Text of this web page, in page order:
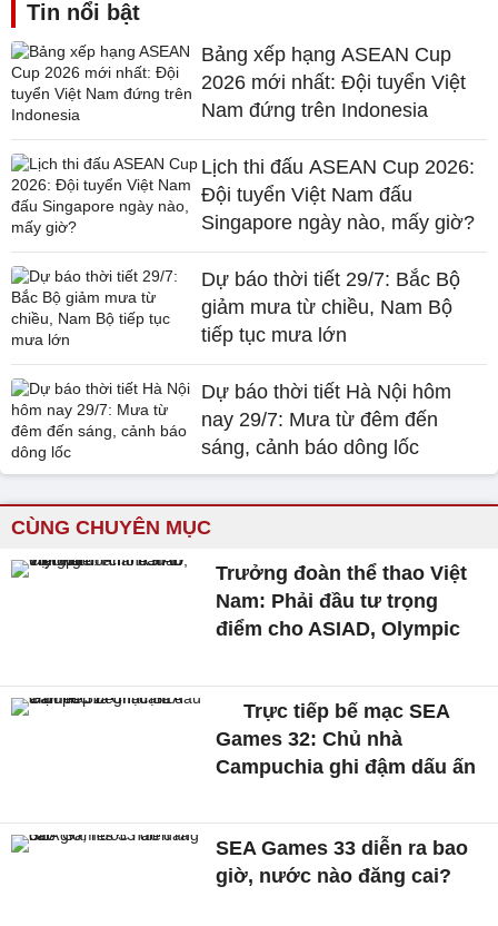
Tin nổi bật
Bảng xếp hạng ASEAN Cup
2026 mới nhất: Đội tuyển Việt
Nam đứng trên Indonesia
Lịch thi đấu ASEAN Cup 2026:
Đội tuyển Việt Nam đấu
Singapore ngày nào, mấy giờ?
Dự báo thời tiết 29/7: Bắc Bộ
giảm mưa từ chiều, Nam Bộ
tiếp tục mưa lớn
Dự báo thời tiết Hà Nội hôm
nay 29/7: Mưa từ đêm đến
sáng, cảnh báo dông lốc
CÙNG CHUYÊN MỤC
Trưởng đoàn thể thao Việt
Nam: Phải đầu tư trọng
điểm cho ASIAD, Olympic
Trực tiếp bế mạc SEA
Games 32: Chủ nhà
Campuchia ghi đậm dấu ấn
SEA Games 33 diễn ra bao
giờ, nước nào đăng cai?